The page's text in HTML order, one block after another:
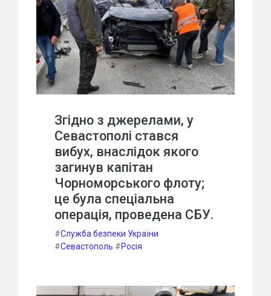
Згідно з джерелами, у
Севастополі стався
вибух, внаслідок якого
загинув капітан
Чорноморського флоту;
це була спеціальна
операція, проведена СБУ.
#Служба безпеки України
#Севастополь #Росія